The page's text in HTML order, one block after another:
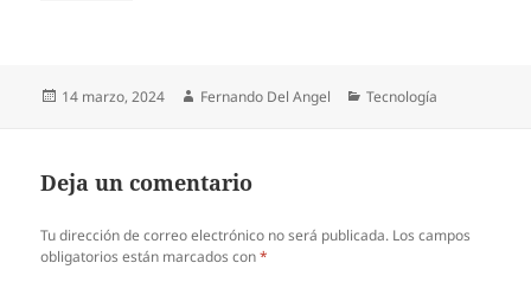
Publicado
14 marzo, 2024 Autor
Fernando Del Angel Categorías
Tecnología
Deja un comentario
Tu dirección de correo electrónico no será publicada. Los campos
obligatorios están marcados con*